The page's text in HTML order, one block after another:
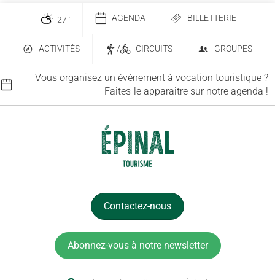
27° AGENDA BILLETTERIE
ACTIVITÉS / CIRCUITS GROUPES
Vous organisez un événement à vocation touristique ?
Faites-le apparaitre sur notre agenda !
Contactez-nous
Abonnez-vous à notre newsletter